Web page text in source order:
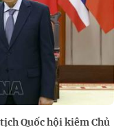
Quốc hội kiêm Chủ